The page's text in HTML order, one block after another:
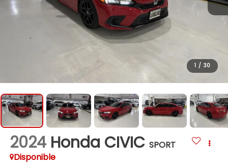
1 / 30
2024 Honda CIVIC SPORT
Disponible